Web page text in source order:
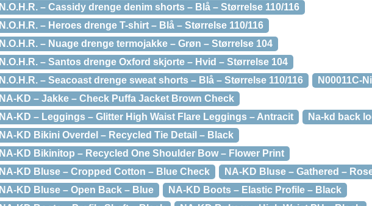
N.O.H.R. – Cassidy drenge denim shorts – Blå – Størrelse 110/116
N.O.H.R. – Heroes drenge T-shirt – Blå – Størrelse 110/116
N.O.H.R. – Nuage drenge termojakke – Grøn – Størrelse 104
N.O.H.R. – Santos drenge Oxford skjorte – Hvid – Størrelse 104
N.O.H.R. – Seacoast drenge sweat shorts – Blå – Størrelse 110/116
N00011C-
NA-KD – Jakke – Check Puffa Jacket Brown Check
NA-KD – Leggings – Glitter High Waist Flare Leggings – Antracit
Na-kd back
NA-KD Bikini Overdel – Recycled Tie Detail – Black
NA-KD Bikinitop – Recycled One Shoulder Bow – Flower Print
NA-KD Bluse – Cropped Cotton – Blue Check
NA-KD Bluse – Gathered –
NA-KD Bluse – Open Back – Blue
NA-KD Boots – Elastic Profile – Black